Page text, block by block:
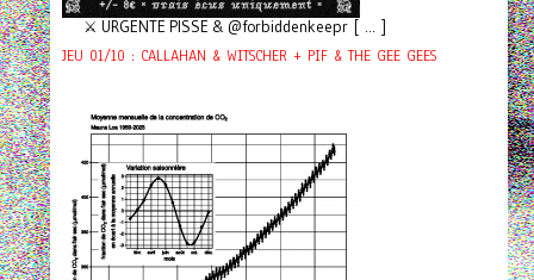
⚔️ URGENTE PISSE & @forbiddenkeepr [ ... ]
JEU 01/10 : CALLAHAN & WITSCHER + PIF & THE GEE GEES